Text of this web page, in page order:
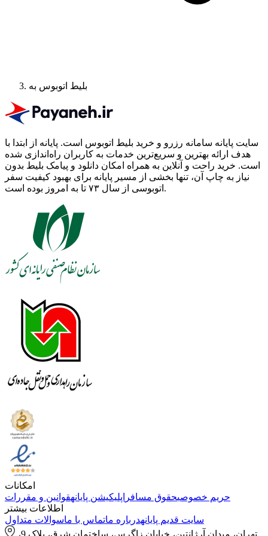
بلیط اتوبوس به
سایت پایانه سامانه رزرو و خرید بلیط اتوبوس است. پایانه از ابتدا با
هدف ارائه بهترین و سریع‌ترین خدمات به کاربران راه‌اندازی شده
است. خرید راحت و آنلاین به همراه امکان دانلود و پیامک بلیط بدون
نیاز به چاپ آن، تنها بخشی از مسیر پایانه برای بهبود کیفیت سفر
اتوبوسی از سال ۷۳ تا به امروز بوده است.
امکانات
حریم خصوصیحقوق مسافر اپلیکیشن پایانهقوانین و مقررات
اطلاعات بیشتر
سایت قدیم پایانهدرباره ماتماس با ماسوالات متداول